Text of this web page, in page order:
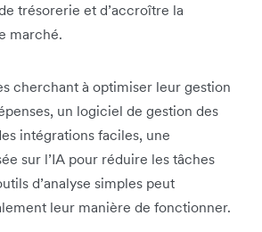
trésorerie et d’accroître la
marché.
cherchant à optimiser leur gestion
un logiciel de gestion des
intégrations faciles, une
sur l’IA pour réduire les tâches
d’analyse simples peut
leur manière de fonctionner.